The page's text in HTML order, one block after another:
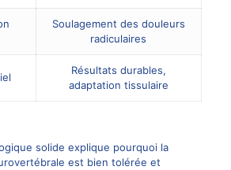
Soulagement des douleurs
radiculaires
Résultats durables,
adaptation tissulaire
solide explique pourquoi la
est bien tolérée et